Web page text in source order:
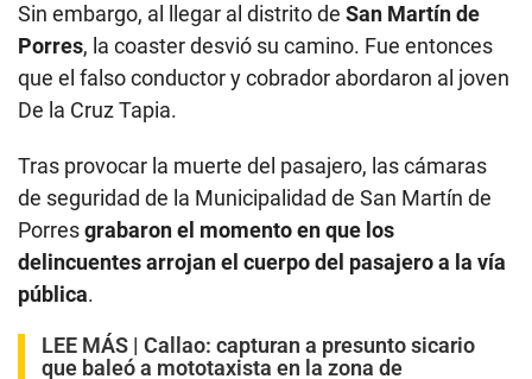
Sin embargo, al llegar al distrito de San Martín de
Porres, la coaster desvió su camino. Fue entonces
que el falso conductor y cobrador abordaron al joven
De la Cruz Tapia.
Tras provocar la muerte del pasajero, las cámaras
de seguridad de la Municipalidad de San Martín de
Porresgrabaron el momento en que los
delincuentes arrojan el cuerpo del pasajero a la vía
pública.
LEE MÁS | Callao: capturan a presunto sicario
que baleó a mototaxista en la zona de